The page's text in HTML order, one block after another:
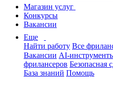
Магазин услуг
Конкурсы
Вакансии
Еще
Найти работу Все
Вакансии AI-
фрилансеров Безопасная
База знаний Помощь